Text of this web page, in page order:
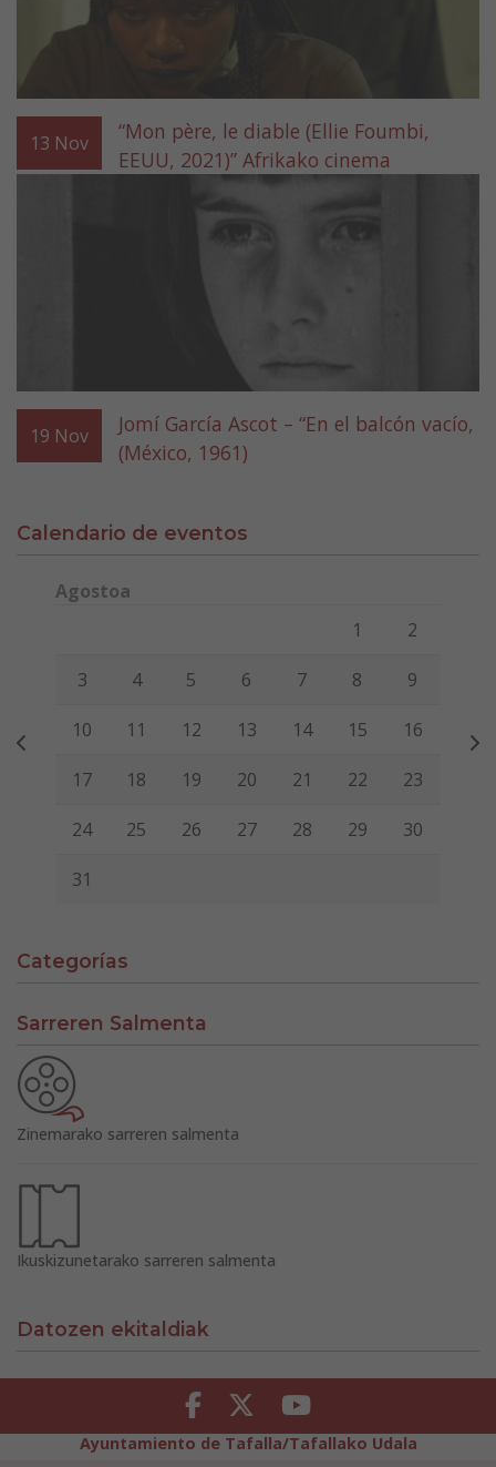
13 Nov
“Mon père, le diable (Ellie Foumbi,
EEUU, 2021)” Afrikako cinema
19 Nov
Jomí García Ascot – “En el balcón vacío,
(México, 1961)
Calendario de eventos
Agostoa
Viernes Sábado
1 2
3 4 5 6 7 8 9
10 11 12 13 14 15 16
17 18 19 20 21 22 23
24 25 26 27 28 29 30
31
Categorías
Sarreren Salmenta
Zinemarako sarreren salmenta
Ikuskizunetarako sarreren salmenta
Datozen ekitaldiak
Facebook Twitter Youtube
Ayuntamiento de Tafalla/Tafallako Udala